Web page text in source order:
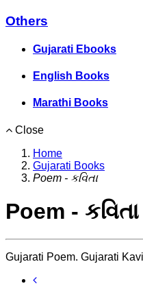
Others
Gujarati Ebooks
English Books
Marathi Books
Close
Home
Gujarati Books
Poem - કવિતા
Poem - કવિતા
Gujarati Poem. Gujarati